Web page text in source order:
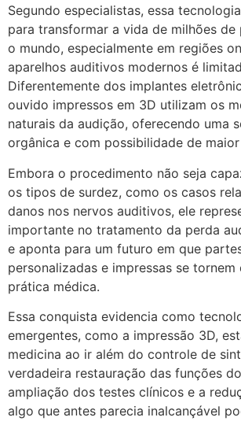
Segundo especialistas, essa
para transformar a vida de milhões de
o mundo, especialmente em regiões
aparelhos auditivos modernos é
Diferentemente dos implantes
ouvido impressos em 3D utilizam os
naturais da audição, oferecendo uma
orgânica e com possibilidade de
Embora o procedimento não seja
os tipos de surdez, como os casos
danos nos nervos auditivos, ele
importante no tratamento da perda
e aponta para um futuro em que
personalizadas e impressas se tornem
prática médica.
Essa conquista evidencia como
emergentes, como a impressão 3D,
medicina ao ir além do controle de
verdadeira restauração das funções
ampliação dos testes clínicos e a
algo que antes parecia inalcançável